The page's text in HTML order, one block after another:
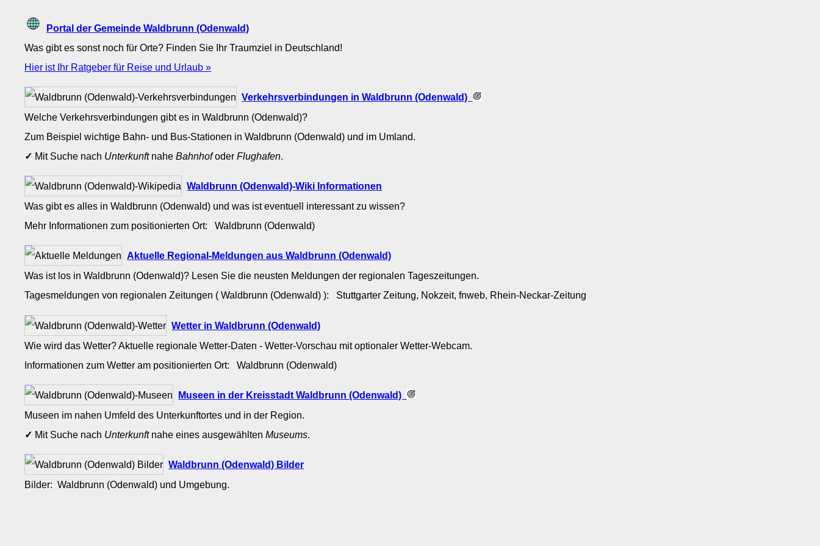
Portal der Gemeinde Waldbrunn (Odenwald)
Was gibt es sonst noch für Orte? Finden Sie Ihr Traumziel in Deutschland!
Hier ist Ihr Ratgeber für Reise und Urlaub »
Verkehrsverbindungen in Waldbrunn (Odenwald)
Welche Verkehrsverbindungen gibt es in Waldbrunn (Odenwald)?
Zum Beispiel wichtige Bahn- und Bus-Stationen in Waldbrunn (Odenwald) und im Umland.
✓ Mit Suche nach UnterkunftnaheBahnhofoderFlughafen.
Waldbrunn (Odenwald)-Wiki Informationen
Was gibt es alles in Waldbrunn (Odenwald) und was ist eventuell interessant zu wissen?
Mehr Informationen zum positionierten Ort: Waldbrunn (Odenwald)
Aktuelle Regional-Meldungen aus Waldbrunn (Odenwald)
Was ist los in Waldbrunn (Odenwald)? Lesen Sie die neusten Meldungen der regionalen Tageszeitungen.
Tagesmeldungen von regionalen Zeitungen ( Waldbrunn (Odenwald) ): Stuttgarter Zeitung, Nokzeit, fnweb, Rhein-Neckar-Zeitung
Wetter in Waldbrunn (Odenwald)
Wie wird das Wetter? Aktuelle regionale Wetter-Daten - Wetter-Vorschau mit optionaler Wetter-Webcam.
Informationen zum Wetter am positionierten Ort: Waldbrunn (Odenwald)
Museen in der Kreisstadt Waldbrunn (Odenwald)
Museen im nahen Umfeld des Unterkunftortes und in der Region.
✓ Mit Suche nach Unterkunftnahe eines ausgewähltenMuseums.
Waldbrunn (Odenwald) Bilder
Bilder: Waldbrunn (Odenwald) und Umgebung.